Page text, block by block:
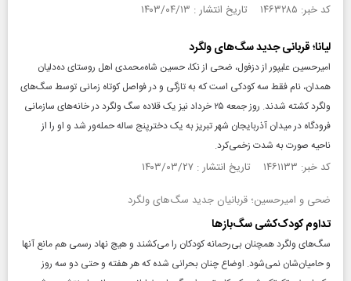
کد خبر: ۱۴۶۳۲۸۵ تاریخ انتشار : ۱۴۰۳/۰۴/۱۳
لیانا؛ قربانی جدید سگ‌های ولگرد
امیرحسین علیپور از دزفول، ضحی از نکا، حسین شاه‌محمدی اهل روستای ده‌دلیان
همدان، نام فقط سه کودکی است که به تازگی و در فواصل کوتاه زمانی توسط سگ‌های
ولگرد کشته شدند. روز جمعه ۲۵ خرداد نیز یک قلاده سگ ولگرد در خانه‌های سازمانی
فرودگاه در میدان آذربایجان شهر تبریز به یک دخترپنج ساله حمله‌ور شد و او را از
ناحیه صورت به شدت زخمی‌‌‌کرد.
کد خبر: ۱۴۶۱۱۳۳ تاریخ انتشار : ۱۴۰۳/۰۳/۲۷
ضحی و امیرحسین؛ قربانیان جدید سگ‌های ولگرد
تداوم کودک‌کشی سگ‌بازها
سگ‌های ولگرد همچنان بی‌رحمانه ‌کودکان را می‌کشند و هیچ نهاد رسمی هم مانع آنها
و حامیان‌شان نمی‌شود. اوضاع چنان بحرانی شده ‌که هر هفته و حتی دو سه روز